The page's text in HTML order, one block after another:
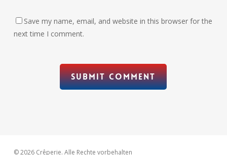
Save my name, email, and website in this browser for the
next time I comment.
© 2026 Crêperie. Alle Rechte vorbehalten